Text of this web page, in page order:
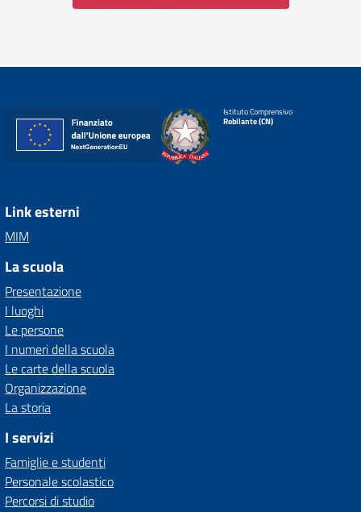
Istituto Comprensivo
Robilante (CN)
Link esterni
MIM
La scuola
Presentazione
I luoghi
Le persone
I numeri della scuola
Le carte della scuola
Organizzazione
La storia
I servizi
Famiglie e studenti
Personale scolastico
Percorsi di studio